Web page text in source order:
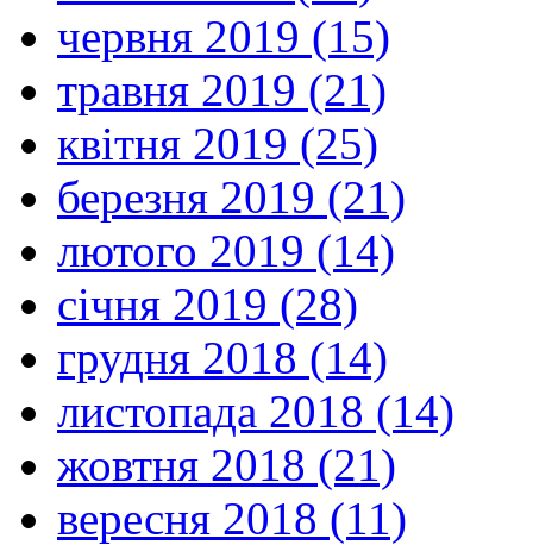
червня 2019 (15)
травня 2019 (21)
квітня 2019 (25)
березня 2019 (21)
лютого 2019 (14)
січня 2019 (28)
грудня 2018 (14)
листопада 2018 (14)
жовтня 2018 (21)
вересня 2018 (11)